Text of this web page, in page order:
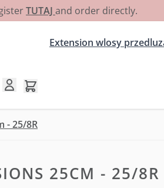
TUTAJ and order directly.
Extension wlosy
- 25/8R
25CM - 25/8R